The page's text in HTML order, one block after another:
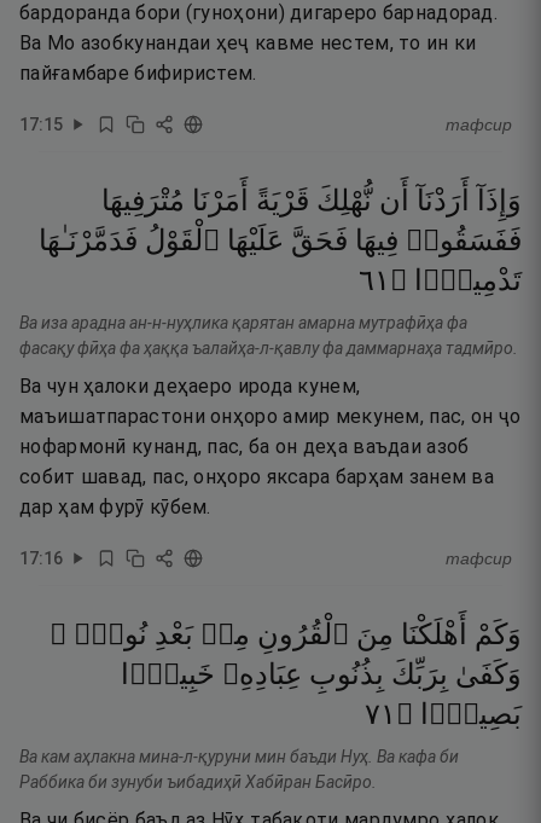
бардоранда бори (гуноҳони) дигареро барнадорад.
Ва Мо азобкунандаи ҳеҷ кавме нестем, то ин ки
пайғамбаре бифиристем.
17:15 тафсир
وَإِذَآ أَرَدْنَآ أَن نُّهْلِكَ قَرْيَةً أَمَرْنَا مُتْرَفِيهَا
فَفَسَقُوا۟ فِيهَا فَحَقَّ عَلَيْهَا ٱلْقَوْلُ فَدَمَّرْنَـٰهَا
تَدْمِيرًۭا
۝ ١٦
Ва иза арадна ан-н-нуҳлика қарятан амарна мутрафӣҳа фа
фасақу фӣҳа фа ҳаққа ъалайҳа-л-қавлу фа даммарнаҳа тадмӣро.
Ва чун ҳалоки деҳаеро ирода кунем,
маъишатпарастони онҳоро амир мекунем, пас, он ҷо
нофармонӣ кунанд, пас, ба он деҳа ваъдаи азоб
собит шавад, пас, онҳоро яксара барҳам занем ва
дар ҳам фурӯ кӯбем.
17:16 тафсир
وَكَمْ أَهْلَكْنَا مِنَ ٱلْقُرُونِ مِنۢ بَعْدِ نُوحٍۢ ۗ
وَكَفَىٰ بِرَبِّكَ بِذُنُوبِ عِبَادِهِۦ خَبِيرًۢا
بَصِيرًۭا
۝ ١٧
Ва кам аҳлакна мина-л-қуруни мин баъди Нуҳ. Ва кафа би
Раббика би зунуби ъибадиҳӣ Хабӣран Басӣро.